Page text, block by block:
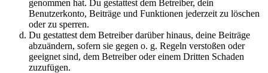
genommen hat. Du gestattest dem Betreiber, dein
Benutzerkonto, Beiträge und Funktionen jederzeit zu löschen
oder zu sperren.
Du gestattest dem Betreiber darüber hinaus, deine Beiträge
abzuändern, sofern sie gegen o. g. Regeln verstoßen oder
geeignet sind, dem Betreiber oder einem Dritten Schaden
zuzufügen.